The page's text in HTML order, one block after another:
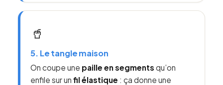
🥤
5. Le tangle maison
On coupe une paille en segments qu’on
enfile sur unfil élastique : ça donne une